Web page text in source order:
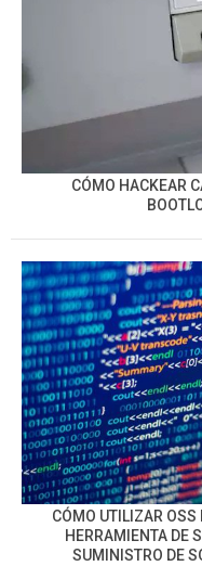
CÓMO HACKEAR
CÓMO UTILIZAR OSS
HERRAMIENTA DE
SUMINISTRO DE